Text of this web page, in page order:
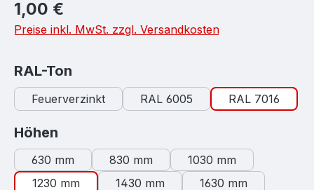
Regulärer Preis:
1,00 €
Preise inkl. MwSt. zzgl. Versandkosten
RAL-Ton
Feuerverzinkt RAL 6005 RAL 7016
Höhen
630 mm 830 mm
1030 mm
1230 mm
1430 mm
1630 mm